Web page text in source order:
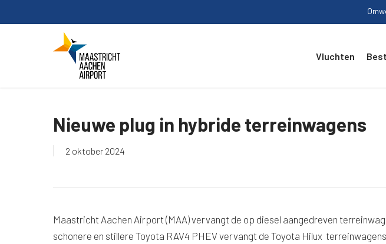
to
Vluchten
Nieuwe plug in hybride terreinwagens
2 oktober 2024
Maastricht Aachen Airport (MAA) vervangt de op diesel aangedreven
schonere en stillere Toyota RAV4 PHEV vervangt de Toyota Hilux